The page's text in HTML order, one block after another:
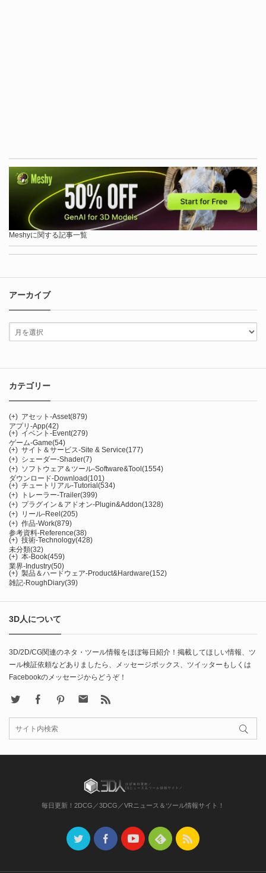
Meshyに関する記事一覧
アーカイブ
カテゴリー
(+) アセット-Asset(879)
アプリ-App(42)
(+) イベント-Event(279)
ゲーム-Game(54)
(+) サイト＆サービス-Site & Service(177)
(+) シェーダー-Shader(7)
(+) ソフトウェア＆ツール-Software&Tool (1554)
ダウンロード-Download(101)
(+) チュートリアル-Tutorial (534)
(+)
トレーラー-Trailer(399)
(+) プラグイン＆アドオン-Plugin&Addon(1328)
(+) リール-Reel (205)
(+) 作品-Work(879)
参考資料-Reference(38)
(+) 技術-Technology(428)
未分類(32)
(+) 本-Book(459)
業界-Industry(50)
(+) 製品＆ハードウェア-Product&Hardware(152)
雑記-RoughDiary(39)
3D人について
3D/2D/CG関連のネタ・ツール情報をほぼ毎日紹介！掲載してほしい情報、ツ
ール検証依頼などありましたら、メッセージボックス、ツイッターもしくは
Facebookのメッセージからどうぞ！
FacebookPinterest Contact
毎日更新！2DCG／3DCG／VRニュース＆ツール情報サイト！